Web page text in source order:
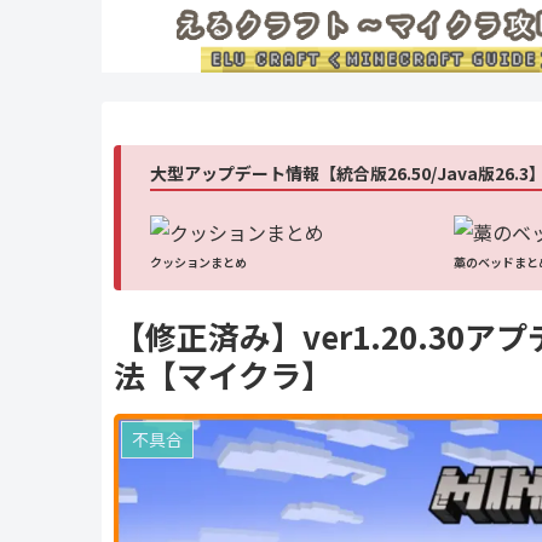
大型アップデート情報【統合版26.50/Java版26.3
クッションまとめ 藁のベッドまと
【修正済み】ver1.20.30ア
法【マイクラ】
不具合